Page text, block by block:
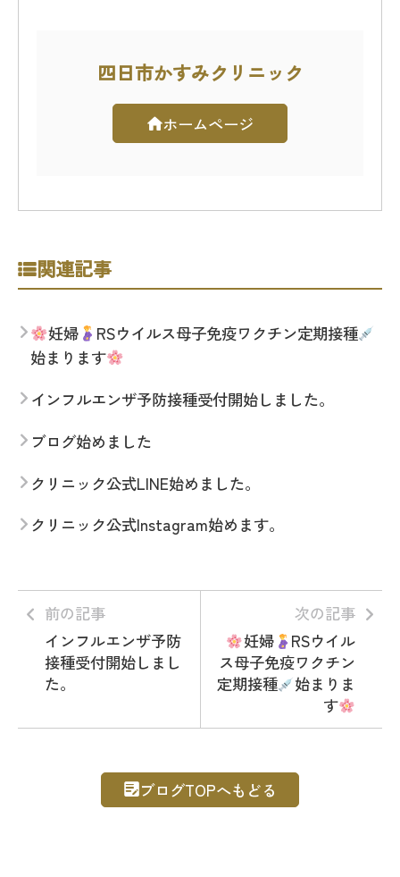
四日市かすみクリニック
ホームページ
関連記事
妊婦
RSウイルス母子免疫ワクチン定期接種
始まります
インフルエンザ予防接種受付開始しました。
ブログ始めました
クリニック公式LINE始めました。
クリニック公式Instagram始めます。
前の記事
インフルエンザ予防
接種受付開始しまし
た。
次の記事
妊婦
RSウイル
ス母子免疫ワクチン
定期接種
始まりま
す
ブログTOPへもどる